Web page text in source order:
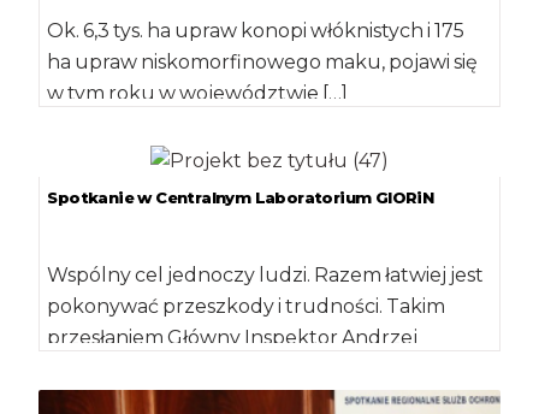
Ok. 6,3 tys. ha upraw konopi włóknistych i 175
ha upraw niskomorfinowego maku, pojawi się
w tym roku w województwie […]
Spotkanie w Centralnym Laboratorium GIORiN
Wspólny cel jednoczy ludzi. Razem łatwiej jest
pokonywać przeszkody i trudności. Takim
przesłaniem Główny Inspektor Andrzej
kierowników […]